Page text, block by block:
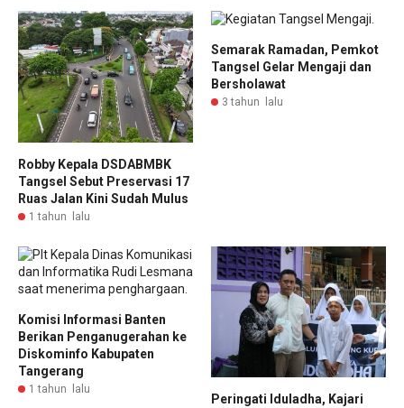
Robby Kepala DSDABMBK
Tangsel Sebut Preservasi 17
Ruas Jalan Kini Sudah Mulus
1 tahun lalu
Semarak Ramadan, Pemkot
Tangsel Gelar Mengaji dan
Bersholawat
3 tahun lalu
Komisi Informasi Banten
Berikan Penganugerahan ke
Diskominfo Kabupaten
Tangerang
1 tahun lalu
Peringati Iduladha, Kajari